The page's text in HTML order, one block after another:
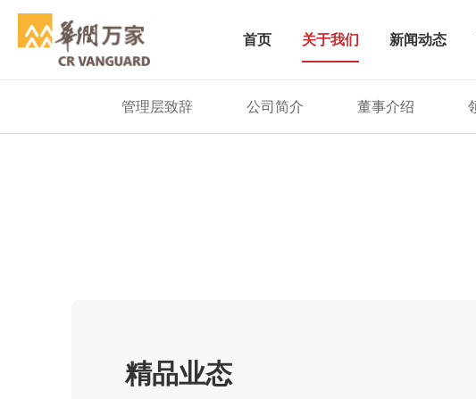
首页 关于我们 新闻动态
关于我们
致力于成为消费者喜爱的多业态零售商
管理层致辞 公司简介 董事介绍
精品业态